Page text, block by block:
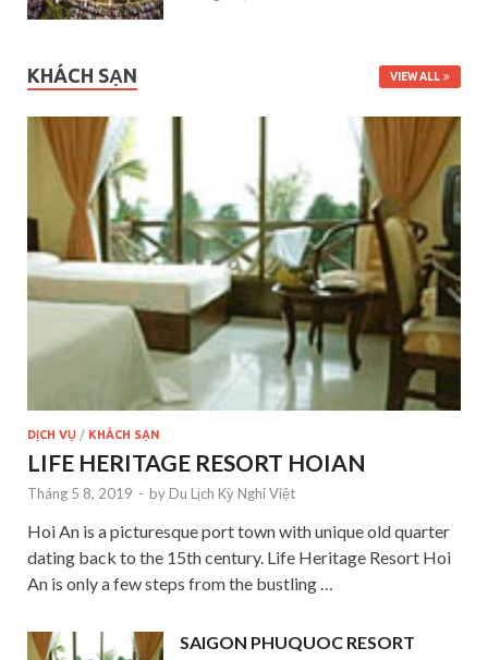
KHÁCH SẠN VIEW ALL
DỊCH VỤ / KHÁCH SẠN
LIFE HERITAGE RESORT HOIAN
Tháng 5 8, 2019 - by Du Lịch Kỳ Nghỉ Việt
Hoi An is a picturesque port town with unique old quarter
dating back to the 15th century. Life Heritage Resort Hoi
An is only a few steps from the bustling …
SAIGON PHUQUOC RESORT